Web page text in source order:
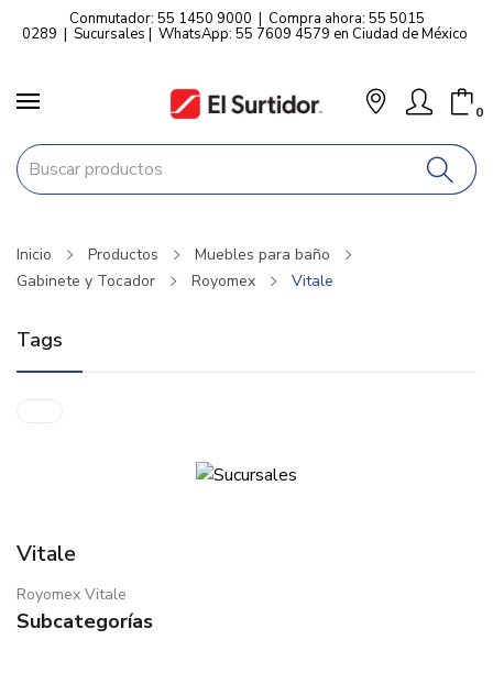
Conmutador: 55 1450 9000 | Compra ahora: 55 5015
0289 | Sucursales | WhatsApp: 55 7609 4579 en Ciudad de México
0
Inicio Productos
Muebles para baño
Gabinete y Tocador
Royomex Vitale
Tags
Vitale
Royomex Vitale
Subcategorías